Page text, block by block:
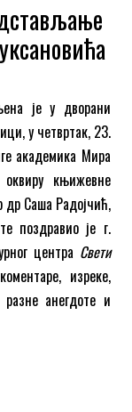
је у дворани
у четвртак, 23.
академика Мира
књижевне
др Саша Радојчић,
поздравио је г.
центра Свети
изреке,
анегдоте и